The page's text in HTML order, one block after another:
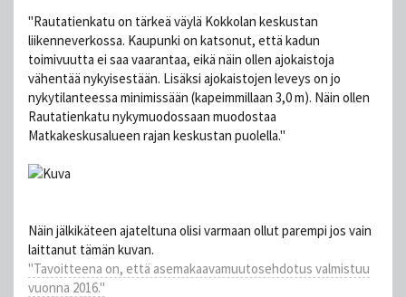
"Rautatienkatu on tärkeä väylä Kokkolan keskustan
liikenneverkossa. Kaupunki on katsonut, että kadun
toimivuutta ei saa vaarantaa, eikä näin ollen ajokaistoja
vähentää nykyisestään. Lisäksi ajokaistojen leveys on jo
nykytilanteessa minimissään (kapeimmillaan 3,0 m). Näin ollen
Rautatienkatu nykymuodossaan muodostaa
Matkakeskusalueen rajan keskustan puolella."
Näin jälkikäteen ajateltuna olisi varmaan ollut parempi jos vain
laittanut tämän kuvan.
"Tavoitteena on, että asemakaavamuutosehdotus valmistuu
vuonna 2016."